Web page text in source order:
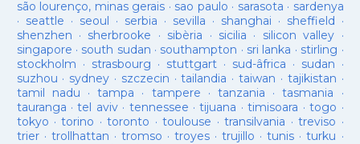
são lourenço, minas gerais · sao paulo · sarasota · sardenya
· seattle · seoul · serbia · sevilla · shanghai · sheffield ·
shenzhen · sherbrooke · sibèria · sicilia · silicon valley ·
singapore · south sudan · southampton · sri lanka · stirling ·
stockholm · strasbourg · stuttgart· sud-âfrica · sudan ·
suzhou · sydney · szczecin ·tailandia ·taiwan · tajikistan ·
tamil nadu ·tampa · tampere · tanzania ·tasmania ·
tauranga ·tel aviv· tennessee ·tijuana ·timisoara ·togo ·
tokyo ·torino ·toronto ·toulouse ·transilvania ·treviso ·
trier· trollhattan · tromso · troyes·trujillo ·tunis ·turku ·